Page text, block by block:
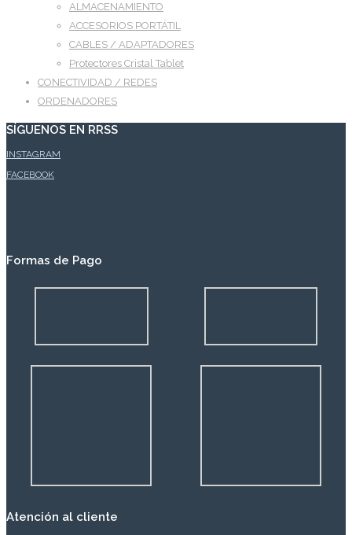
ALMACENAMIENTO
ACCESORIOS PORTÁTIL
CABLES / ADAPTADORES
Protectores Cristal Tablet
CONECTIVIDAD / REDES
ORDENADORES
SÍGUENOS EN RRSS
INSTAGRAM
FACEBOOK
Formas de Pago
Atención al cliente